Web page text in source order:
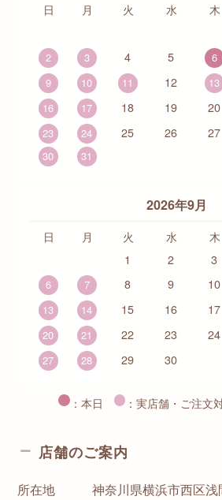
日 月 火 水 木
2 3 4 5 6
9 10 11 12 13
16
17 18 19 20
23 24 25 26 27
30 31
2026年9月
日 月 火 水 木
1
2 3
6 7 8 9 10
13 14 15 16 17
20 21 22 23 24
27 28 29 30
：本日 ：実店舗・ご注文
店舗のご案内
所在地
神奈川県横浜市西区